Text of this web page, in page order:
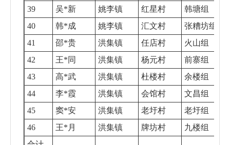
39
吴*新 姚李镇 红星村
韩塘组
40
韩*成 姚李镇 汇文村
张糟坊组
41
邵*贵 洪集镇 任店村
火山组
42
王*同 洪集镇 杨元村
前寨组
43
高*武 洪集镇 杜楼村
余楼组
44
李*霞 洪集镇 会馆村
文昌组
45
窦*安 洪集镇 老圩村
老圩组
46
王*月 洪集镇 牌坊村
九楼组